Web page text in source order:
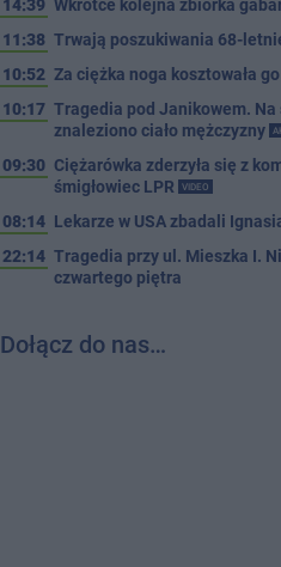
14:39 Wkrótce kolejna zbiórka
11:38 Trwają poszukiwania 68-
10:52 Za ciężka noga kosztowała
10:17 Tragedia pod Janikowem. Na
znaleziono ciało mężczyzny
09:30 Ciężarówka zderzyła się z
śmigłowiec LPR
VIDEO
08:14 Lekarze w USA zbadali
22:14 Tragedia przy ul. Mieszka I.
czwartego piętra
Dołącz do nas…